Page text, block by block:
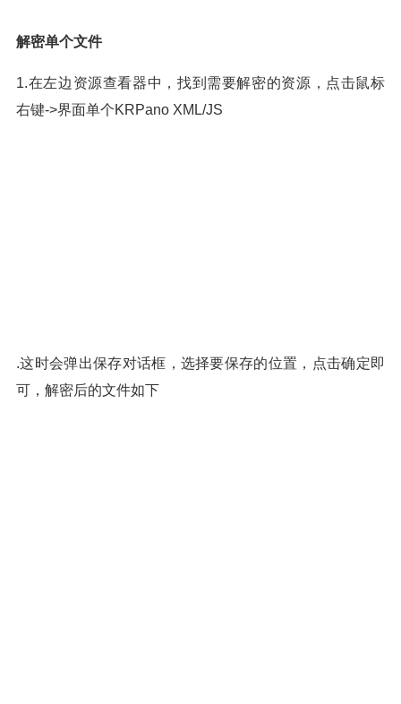
解密单个文件
1.在左边资源查看器中，找到需要解密的资源，点击鼠标
右键->界面单个KRPano XML/JS
.这时会弹出保存对话框，选择要保存的位置，点击确定即
可，解密后的文件如下